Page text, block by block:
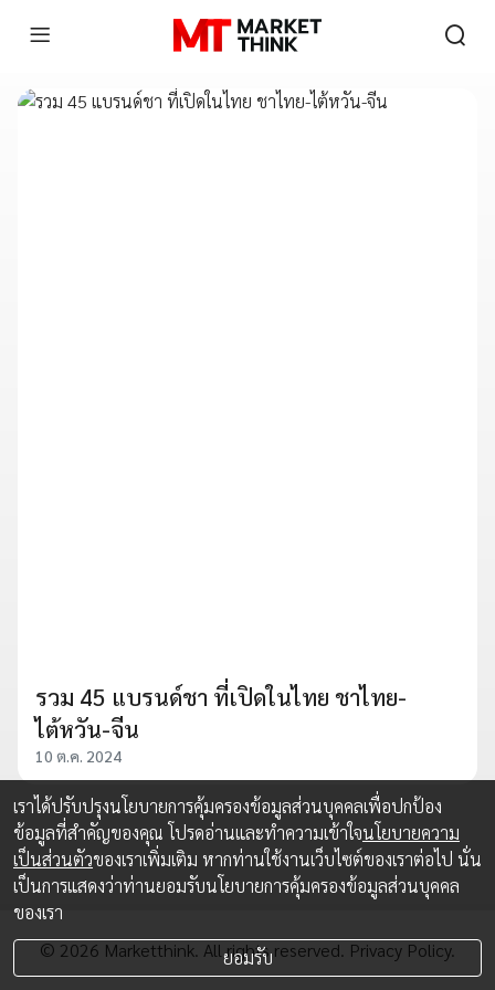
รวม 45 แบรนด์ชา ที่เปิดในไทย ชาไทย-
ไต้หวัน-จีน
10 ต.ค. 2024
© 2026 Marketthink. All rights reserved. Privacy Policy.
เราได้ปรับปรุงนโยบายการคุ้มครองข้อมูลส่วนบุคคลเพื่อปกป้อง
ข้อมูลที่สำคัญของคุณ โปรดอ่านและทำความเข้าใจนโยบายความ
เป็นส่วนตัวของเราเพิ่มเติม หากท่านใช้งานเว็บไซต์ของเราต่อไป นั่น
เป็นการแสดงว่าท่านยอมรับนโยบายการคุ้มครองข้อมูลส่วนบุคคล
ของเรา
ยอมรับ